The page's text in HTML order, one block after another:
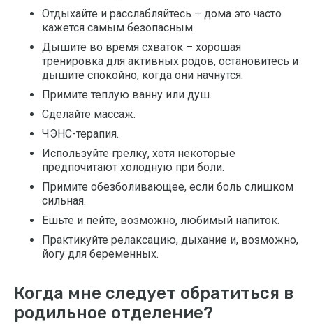
Отдыхайте и расслабляйтесь – дома это часто
кажется самым безопасным.
Дышите во время схваток – хорошая
тренировка для активных родов, остановитесь и
дышите спокойно, когда они начнутся.
Примите теплую ванну или душ.
Сделайте массаж.
ЧЭНС-терапия.
Используйте грелку, хотя некоторые
предпочитают холодную при боли.
Примите обезболивающее, если боль слишком
сильная.
Ешьте и пейте, возможно, любимый напиток.
Практикуйте релаксацию, дыхание и, возможно,
йогу для беременных.
Когда мне следует обратиться в
родильное отделение?